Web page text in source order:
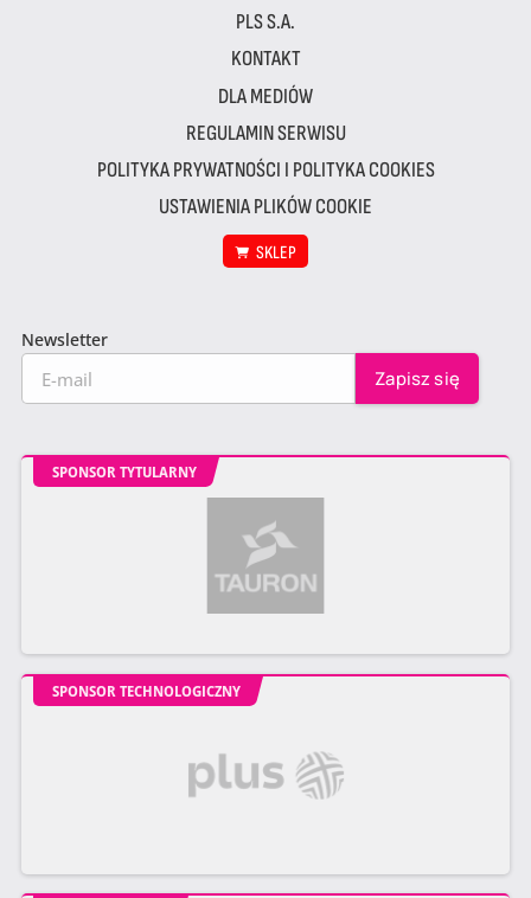
PLS S.A.
KONTAKT
DLA MEDIÓW
REGULAMIN SERWISU
POLITYKA PRYWATNOŚCI I POLITYKA COOKIES
USTAWIENIA PLIKÓW COOKIE
SKLEP
Newsletter
SPONSOR TYTULARNY
SPONSOR TECHNOLOGICZNY